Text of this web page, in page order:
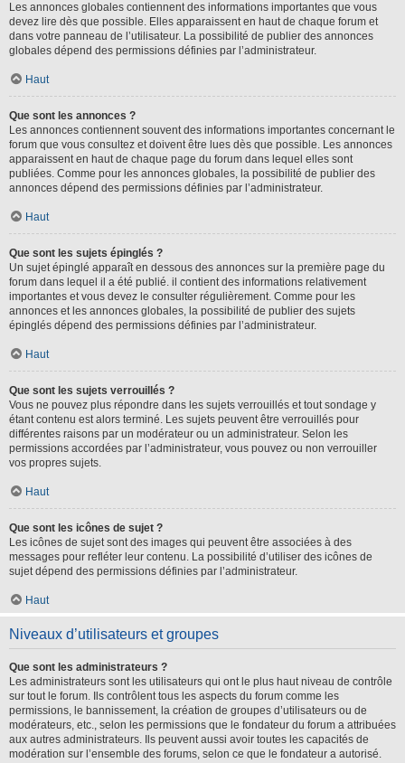
Les annonces globales contiennent des informations importantes que vous
devez lire dès que possible. Elles apparaissent en haut de chaque forum et
dans votre panneau de l’utilisateur. La possibilité de publier des annonces
globales dépend des permissions définies par l’administrateur.
Haut
Que sont les annonces ?
Les annonces contiennent souvent des informations importantes concernant le
forum que vous consultez et doivent être lues dès que possible. Les annonces
apparaissent en haut de chaque page du forum dans lequel elles sont
publiées. Comme pour les annonces globales, la possibilité de publier des
annonces dépend des permissions définies par l’administrateur.
Haut
Que sont les sujets épinglés ?
Un sujet épinglé apparaît en dessous des annonces sur la première page du
forum dans lequel il a été publié. il contient des informations relativement
importantes et vous devez le consulter régulièrement. Comme pour les
annonces et les annonces globales, la possibilité de publier des sujets
épinglés dépend des permissions définies par l’administrateur.
Haut
Que sont les sujets verrouillés ?
Vous ne pouvez plus répondre dans les sujets verrouillés et tout sondage y
étant contenu est alors terminé. Les sujets peuvent être verrouillés pour
différentes raisons par un modérateur ou un administrateur. Selon les
permissions accordées par l’administrateur, vous pouvez ou non verrouiller
vos propres sujets.
Haut
Que sont les icônes de sujet ?
Les icônes de sujet sont des images qui peuvent être associées à des
messages pour refléter leur contenu. La possibilité d’utiliser des icônes de
sujet dépend des permissions définies par l’administrateur.
Haut
Niveaux d’utilisateurs et groupes
Que sont les administrateurs ?
Les administrateurs sont les utilisateurs qui ont le plus haut niveau de contrôle
sur tout le forum. Ils contrôlent tous les aspects du forum comme les
permissions, le bannissement, la création de groupes d’utilisateurs ou de
modérateurs, etc., selon les permissions que le fondateur du forum a attribuées
aux autres administrateurs. Ils peuvent aussi avoir toutes les capacités de
modération sur l’ensemble des forums, selon ce que le fondateur a autorisé.